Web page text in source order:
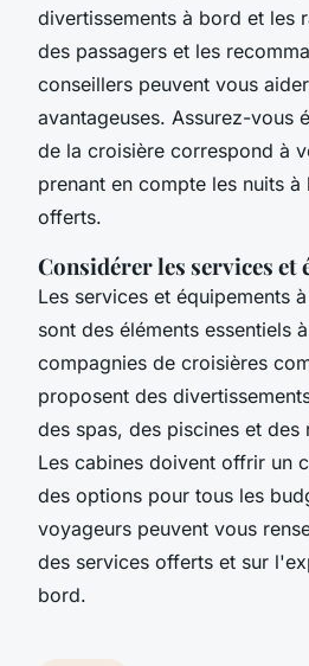
divertissements à bord et les
des passagers et les
conseillers peuvent vous
avantageuses. Assurez-vous
de la croisière correspond à
prenant en compte les nuits
offerts.
Considérer les services et
Les services et équipements
sont des éléments essentiels
compagnies de croisières
proposent des
des spas, des piscines et des
Les cabines doivent offrir un
des options pour tous les
voyageurs peuvent vous
des services offerts et sur
bord.